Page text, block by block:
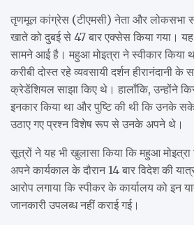
तृणमूल कांग्रेस (टीएमसी) नेता और लोकसभा
खाते को दुबई से 47 बार एक्सेस किया गया।
सामने आई है। महुआ मोइत्रा ने स्वीकार किया
करीबी दोस्त रहे व्यवसायी दर्शन हीरानंदानी
क्रेडेंशियल साझा किए थे। हालाँकि, उन्होंने
इनकार किया था और पुष्टि की थी कि उनके
उठाए गए प्रश्न विशेष रूप से उनके अपने थे।
सूत्रों ने यह भी खुलासा किया कि महुआ
अपने कार्यकाल के दौरान 14 बार विदेश की
आरोप लगाया कि स्पीकर के कार्यालय को इन
जानकारी उपलब्ध नहीं कराई गई।